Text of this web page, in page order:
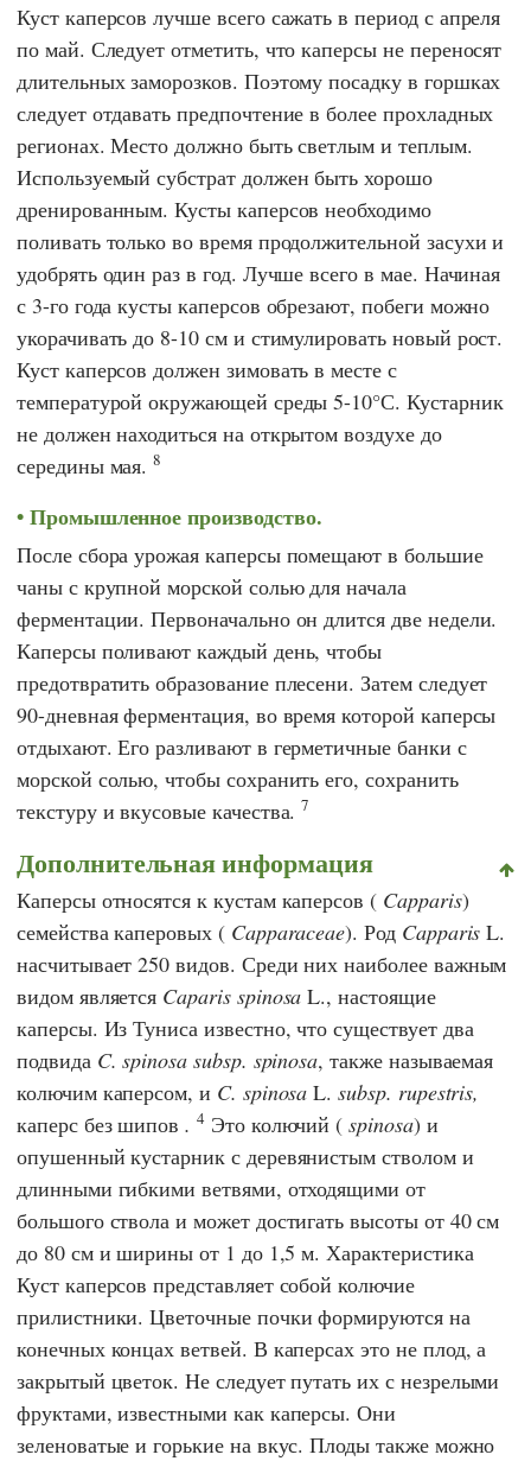
Куст каперсов лучше всего сажать в период с апреля
по май. Следует отметить, что каперсы не переносят
длительных заморозков. Поэтому посадку в горшках
следует отдавать предпочтение в более прохладных
регионах. Место должно быть светлым и теплым.
Используемый субстрат должен быть хорошо
дренированным. Кусты каперсов необходимо
поливать только во время продолжительной засухи и
удобрять один раз в год. Лучше всего в мае. Начиная
с 3-го года кусты каперсов обрезают, побеги можно
укорачивать до 8-10 см и стимулировать новый рост.
Куст каперсов должен зимовать в месте с
температурой окружающей среды 5-10°С. Кустарник
не должен находиться на открытом воздухе до
середины мая.8
Промышленное производство.
После сбора урожая каперсы помещают в большие
чаны с крупной морской солью для начала
ферментации. Первоначально он длится две недели.
Каперсы поливают каждый день, чтобы
предотвратить образование плесени. Затем следует
90-дневная ферментация, во время которой каперсы
отдыхают. Его разливают в герметичные банки с
морской солью, чтобы сохранить его, сохранить
текстуру и вкусовые качества.7
Дополнительная информация
Каперсы относятся к кустам каперсов ( Capparis)
семейства каперовых ( Capparaceae). Род Capparis L.
насчитывает 250 видов. Среди них наиболее важным
видом является Caparis spinosa L., настоящие
каперсы. Из Туниса известно, что существует два
подвида C. spinosa subsp. spinosa, также называемая
колючим каперсом, и C. spinosa L.subsp. rupestris,
каперс без шипов. 4 Это колючий (spinosa) и
опушенный кустарник с деревянистым стволом и
длинными гибкими ветвями, отходящими от
большого ствола и может достигать высоты от 40 см
до 80 см и ширины от 1 до 1,5 м. Характеристика
Куст каперсов представляет собой колючие
прилистники. Цветочные почки формируются на
конечных концах ветвей. В каперсах это не плод, а
закрытый цветок. Не следует путать их с незрелыми
фруктами, известными как каперсы. Они
зеленоватые и горькие на вкус. Плоды также можно